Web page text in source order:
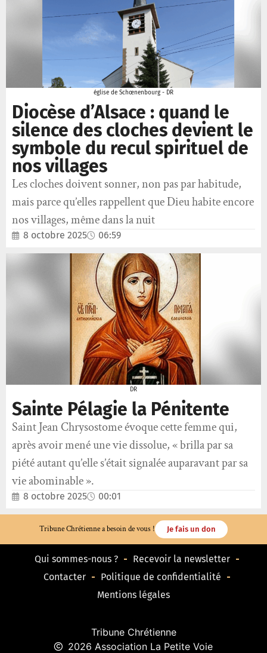
église de Schœnenbourg - DR
Diocèse d’Alsace : quand le
silence des cloches devient le
symbole du recul spirituel de
nos villages
Les cloches doivent sonner, non pas par habitude,
mais parce qu’elles rappellent que Dieu habite encore
nos villages, même dans la nuit
8 octobre 2025 06:59
DR
Sainte Pélagie la Pénitente
Saint Jean Chrysostome évoque cette femme qui,
après avoir mené une vie dissolue, « brilla par sa
piété autant qu’elle s’était signalée auparavant par sa
vie abominable ».
8 octobre 2025 00:01
Tribune Chrétienne a besoin de vous ! Je fais un don
Qui sommes-nous ?
Recevoir la newsletter
Contacter
Politique de confidentialité
Mentions légales
Tribune Chrétienne
2026 Association La Petite Voie